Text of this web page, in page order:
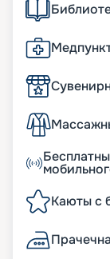
Каюты с